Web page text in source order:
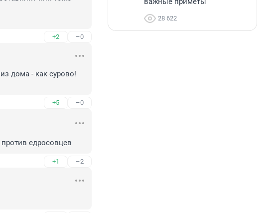
+2 –0
дома - как сурово!
+5 –0
едросовцев
+1 –2
28 622